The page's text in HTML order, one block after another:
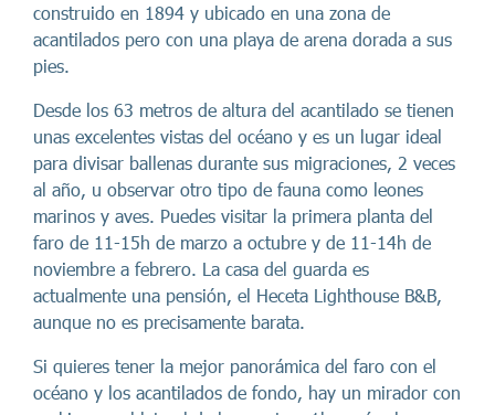
construido en 1894 y ubicado en una zona de
acantilados pero con una playa de arena dorada a sus
pies.
Desde los 63 metros de altura del acantilado se tienen
unas excelentes vistas del océano y es un lugar ideal
para divisar ballenas durante sus migraciones, 2 veces
al año, u observar otro tipo de fauna como leones
marinos y aves. Puedes visitar la primera planta del
faro de 11-15h de marzo a octubre y de 11-14h de
noviembre a febrero. La casa del guarda es
actualmente una pensión, el Heceta Lighthouse B&B,
aunque no es precisamente barata.
Si quieres tener la mejor panorámica del faro con el
océano y los acantilados de fondo, hay un mirador con